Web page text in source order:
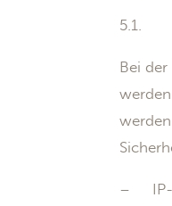
5.1.
Bei
– IP-